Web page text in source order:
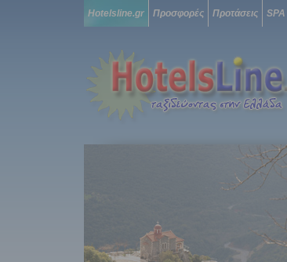
Hotelsline.gr Προσφορές Προτάσεις SPA